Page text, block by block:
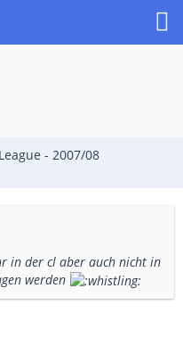
- 2007/08
in der cl aber auch nicht in
werden